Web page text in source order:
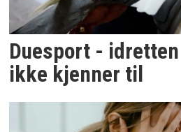
Duesport -
ikke kjenner til